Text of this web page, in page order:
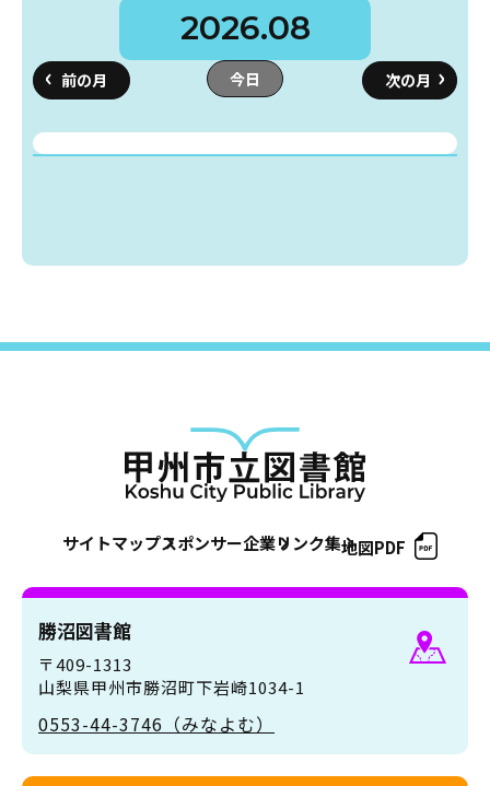
今日
2026.08
サイトマップスポンサー企業リンク集地図PDF
勝沼図書館
〒409-1313
山梨県甲州市勝沼町下岩崎1034-1
0553-44-3746（みなよむ）